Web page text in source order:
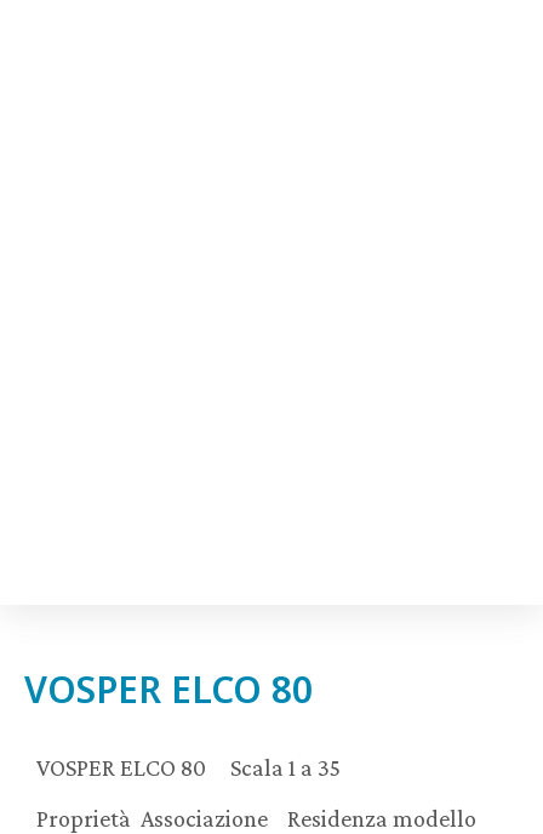
VOSPER ELCO 80
VOSPER ELCO 80 Scala 1 a 35
Proprietà Associazione Residenza modello